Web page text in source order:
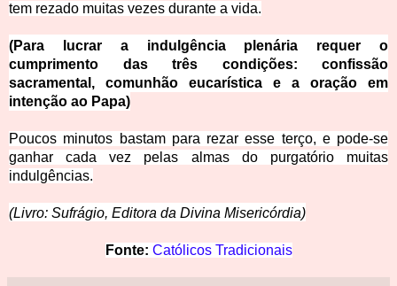
tem rezado muitas vezes durante a vida.
(Para lucrar a indulgência plenária requer o
cumprimento das três condições: confissão
sacramental, comunhão eucarística e a oração em
intenção ao Papa)
Poucos minutos bastam para rezar esse terço, e pode-se
ganhar cada vez pelas almas do purgatório muitas
indulgências.
(Livro: Sufrágio, Editora da Divina Misericórdia)
Fonte: Católicos Tradicionais